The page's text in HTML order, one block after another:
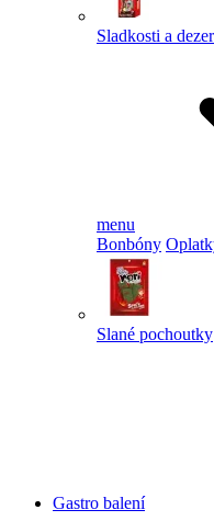
Sladkosti a
menu
Bonbóny
Slané pochoutky
Gastro balení